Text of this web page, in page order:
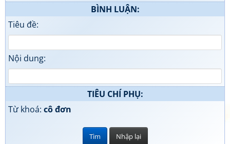
BÌNH LUẬN:
Tiêu đề:
Nội dung:
TIÊU CHÍ PHỤ:
Từ khoá: cô đơn